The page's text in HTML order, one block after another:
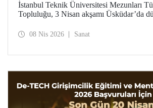
İstanbul Teknik Üniversitesi Mezunları
Topluluğu, 3 Nisan akşamı Üsküdar’da
musikisinin en seçkin örneklerini
08 Nis 2026 Sanat